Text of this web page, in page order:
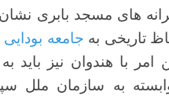
های مسجد بابری
تاریخی به جامعه بودایی
امر با هندوان نیز باید
به سازمان ملل